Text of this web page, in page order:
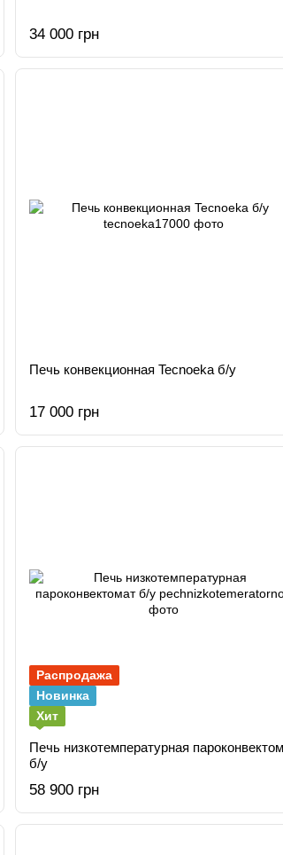
34 000 грн
Печь конвекционная Tecnoeka б/у
17 000 грн
Распродажа
Новинка
Хит
Печь низкотемпературная
б/у
58 900 грн